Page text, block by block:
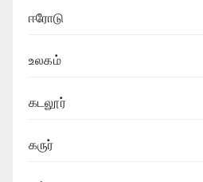
ஈரோடு
உலகம்
கடலூர்
கருர்